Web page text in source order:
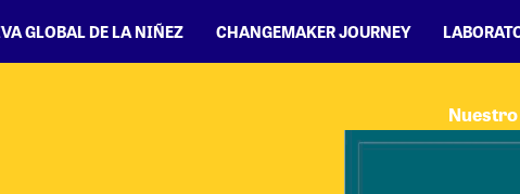
GLOBAL DE LA NIÑEZ CHANGEMAKER JOURNEY